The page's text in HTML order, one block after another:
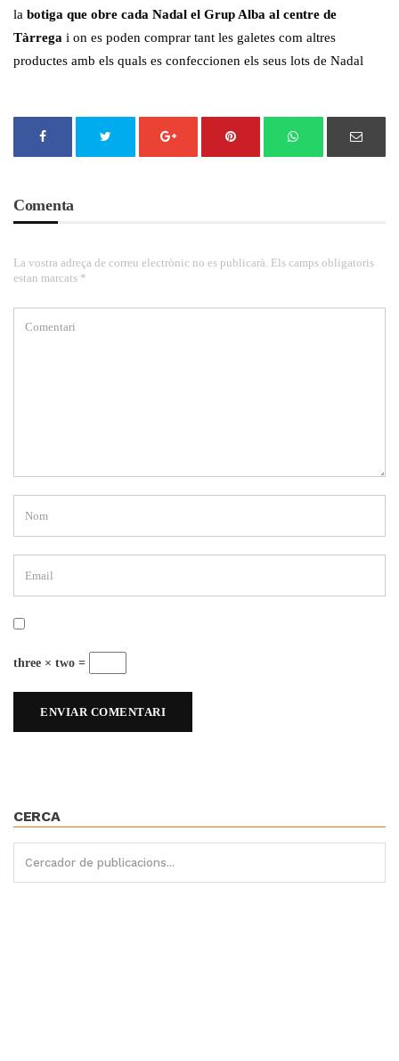
la botiga que obre cada Nadal el Grup Alba al centre de
Tàrrega i on es poden comprar tant les galetes com altres
productes amb els quals es confeccionen els seus lots de Nadal
Comenta
La vostra adreça de correu electrònic no es publicarà. Els camps obligatoris
estan marcats *
three × two =
CERCA